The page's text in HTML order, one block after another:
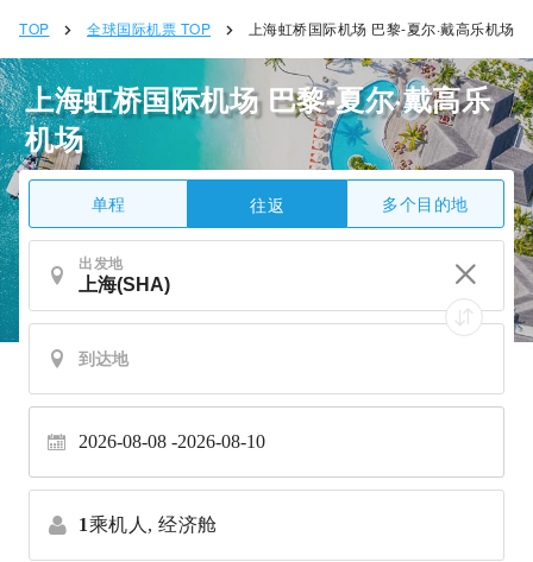
TOP 全球国际机票 TOP 上海虹桥国际机场 巴黎-夏尔·戴高乐机场
上海虹桥国际机场 巴黎-夏尔·戴高乐
机场
单程 往返 多个目的地
出发地
2026-08-08 2026-08-10
1乘机人, 经济舱